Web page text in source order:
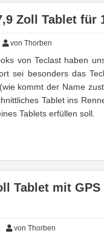
Zoll Tablet für
von Thorben
von Teclast haben
sei besonders das
kommt der Name
Tablet ins
Tablets erfüllen soll.
Tablet mit
von Thorben